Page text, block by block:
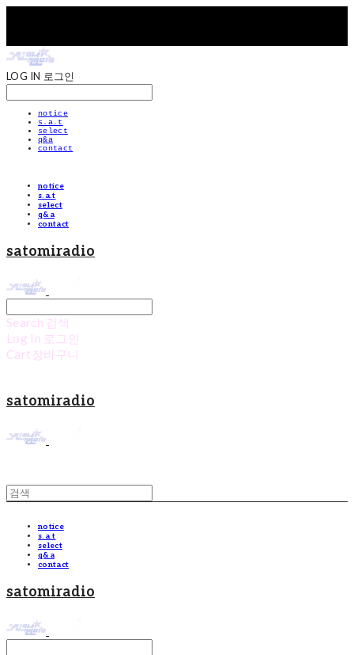
LOG IN 로그인
notice
s.a.t
select
q&a
contact
notice
s.a.t
select
q&a
contact
satomiradio
Search 검색
Log In 로그인
Cart 장바구니
satomiradio
notice
s.a.t
select
q&a
contact
satomiradio